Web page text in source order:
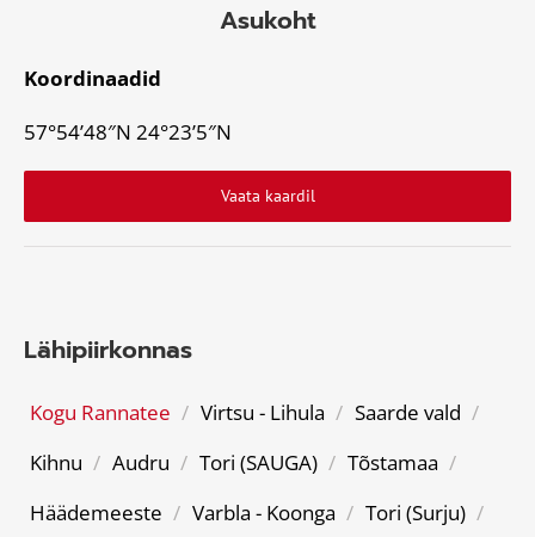
Asukoht
Koordinaadid
57°54’48″N 24°23’5″N
Vaata kaardil
Lähipiirkonnas
Kogu Rannatee / Virtsu - Lihula / Saarde vald /
Kihnu / Audru / Tori (SAUGA) / Tõstamaa /
Häädemeeste / Varbla - Koonga / Tori (Surju) /